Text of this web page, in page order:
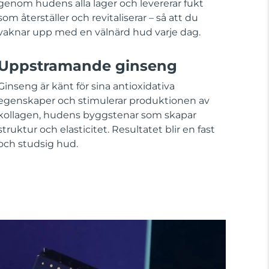
hudens alla lager och levererar fukt
återställer och revitaliserar – så att du
upp med en välnärd hud varje dag.
ginseng
är känt för sina antioxidativa
och stimulerar produktionen av
hudens byggstenar som skapar
och elasticitet. Resultatet blir en fast
studsig hud.